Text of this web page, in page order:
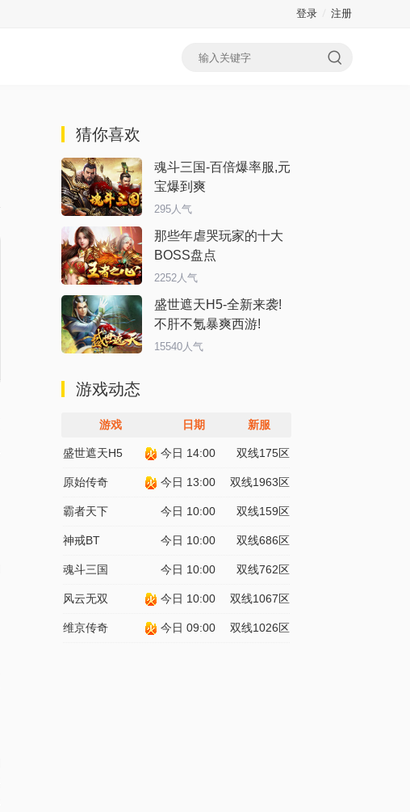
登录 注册
猜你喜欢
魂斗三国-百倍爆率服,元
宝爆到爽
295人气
那些年虐哭玩家的十大
BOSS盘点
2252人气
盛世遮天H5-全新来袭!
不肝不氪暴爽西游!
15540人气
游戏动态
游戏 日期 新服
盛世遮天H5 今日 14:00 双线175区
原始传奇 今日 13:00 双线1963区
霸者天下 今日 10:00 双线159区
神戒BT 今日 10:00 双线686区
魂斗三国 今日 10:00 双线762区
风云无双 今日 10:00 双线1067区
维京传奇 今日 09:00 双线1026区